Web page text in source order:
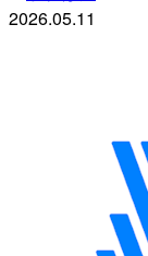
2026.05.11